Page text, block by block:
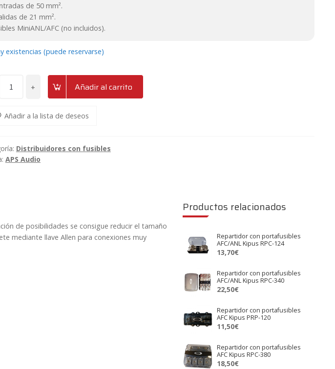
de 50 mm².
de 21 mm².
MiniANL/AFC (no incluidos).
existencias (puede reservarse)
ANL
+ Añadir al carrito
Añadir a la lista de deseos
Distribuidores con fusibles
APS Audio
de posibilidades se consigue reducir el tamaño
mediante llave Allen para conexiones muy
Productos relacionados
Repartidor con portafusibles
AFC/ANL Kipus RPC-124
13,70€
Repartidor con portafusibles
AFC/ANL Kipus RPC-340
22,50€
Repartidor con portafusibles
AFC Kipus PRP-120
11,50€
Repartidor con portafusibles
AFC Kipus RPC-380
18,50€